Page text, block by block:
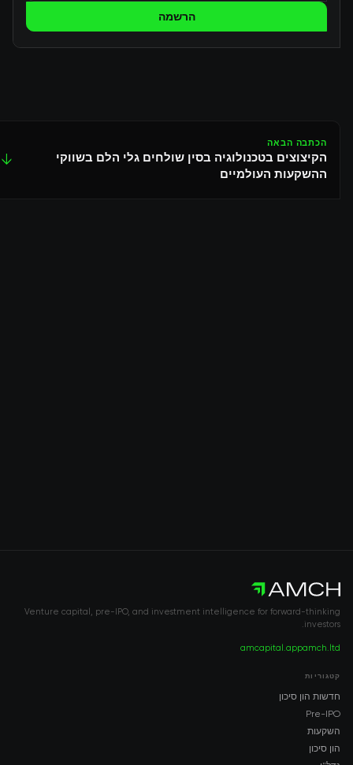
הרשמה
הכתבה הבאה
הקיצוצים בטכנולוגיה בסין שולחים גלי הלם בשווקי
ההשקעות העולמיים
Venture capital, pre-IPO, and investment intelligence for forward-thinking
investors.
amch.ltd
amcapital.app
קטגוריות
חדשות הון סיכון
Pre-IPO
השקעות
הון סיכון